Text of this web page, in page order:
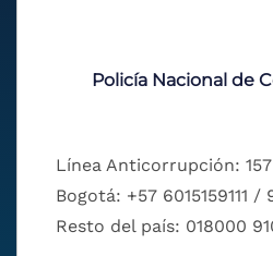
Policía Nacional de
Línea Anticorrupción: 157
Bogotá: +57 6015159111 /
Resto del país: 018000